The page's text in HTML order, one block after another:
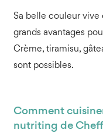
Sa belle couleur vive
grands avantages
Crème, tiramisu,
sont possibles.
Comment
nutriting de